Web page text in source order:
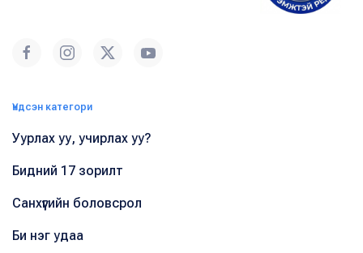
Үндсэн категори
Уурлах уу, учирлах уу?
Бидний 17 зорилт
Санхүүгийн боловсрол
Би нэг удаа